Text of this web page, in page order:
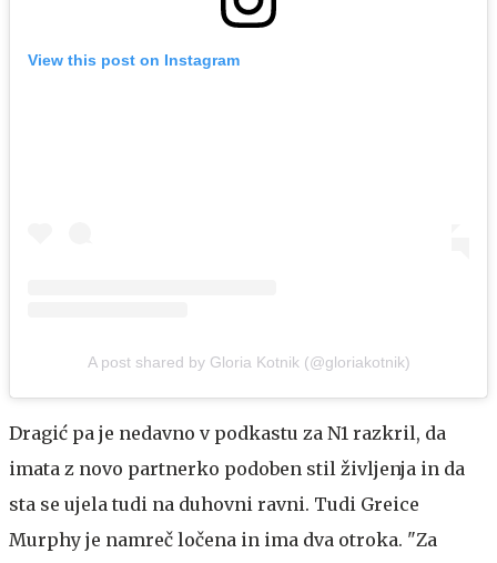
View this post on Instagram
A post shared by Gloria Kotnik (@gloriakotnik)
Dragić pa je nedavno v podkastu za N1 razkril, da
imata z novo partnerko podoben stil življenja in da
sta se ujela tudi na duhovni ravni. Tudi Greice
Murphy je namreč ločena in ima dva otroka. "Za